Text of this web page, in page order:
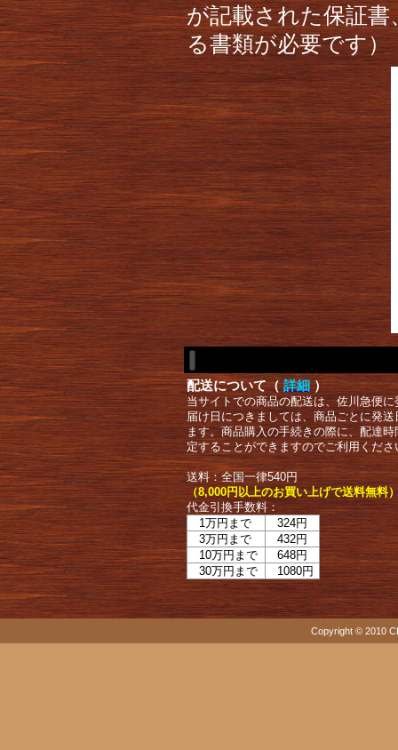
が記載された保証
る書類が必要です）
配送について（ 詳細 ）
当サイトでの商品の配送は、佐川急便
届け日につきましては、商品ごとに発
ます。商品購入の手続きの際に、配達
定することができますのでご利用くださ
送料：全国一律540円
（8,000円以上のお買い上げで送料無料
代金引換手数料：
1万円まで
324円
3万円まで
432円
10万円まで
648円
30万円まで
1080円
Copyright © 2010